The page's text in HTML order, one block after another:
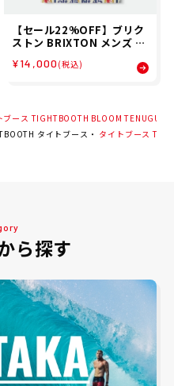
【セール22%OFF】ブリク
ストン BRIXTON メンズ 半
ON S/S WVN 01506 26SP
¥14,000 (税込)
ブース TIGHTBOOTH BLOOM TENUGUI
タイトブース タイトブース
ら探す